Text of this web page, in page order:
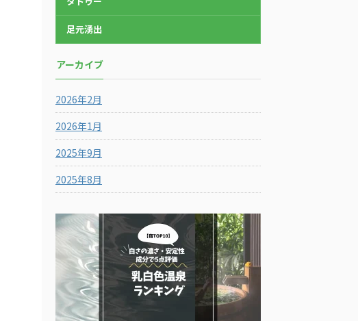
足元湧出
アーカイブ
2026年2月
2026年1月
2025年9月
2025年8月